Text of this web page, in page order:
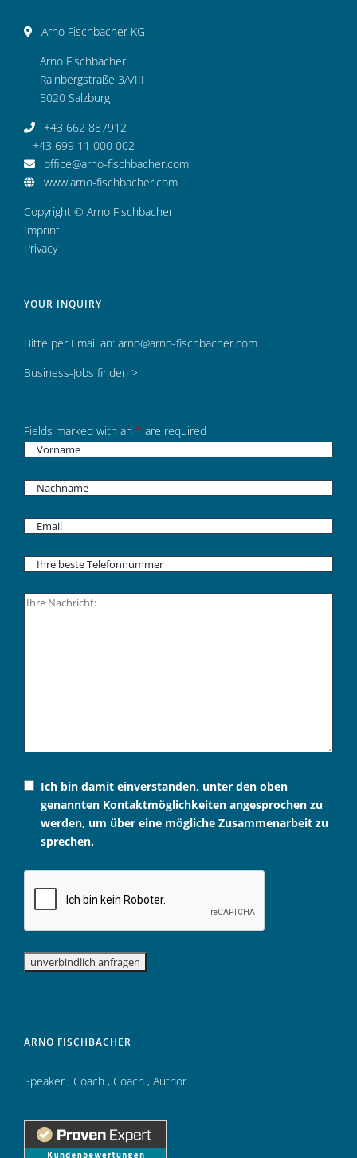
Arno Fischbacher KG
Arno Fischbacher
Rainbergstraße 3A/III
5020 Salzburg
+43 662 887912
+43 699 11 000 002
office@arno-fischbacher.com
www.arno-fischbacher.com
Copyright © Arno Fischbacher
Imprint
Privacy
YOUR INQUIRY
Bitte per Email an: arno@arno-fischbacher.com
Business-Jobs finden >
Fields marked with an * are required
Ich bin damit einverstanden, unter den oben
genannten Kontaktmöglichkeiten angesprochen zu
werden, um über eine mögliche Zusammenarbeit zu
sprechen.
ARNO FISCHBACHER
Speaker , Coach , Coach , Author